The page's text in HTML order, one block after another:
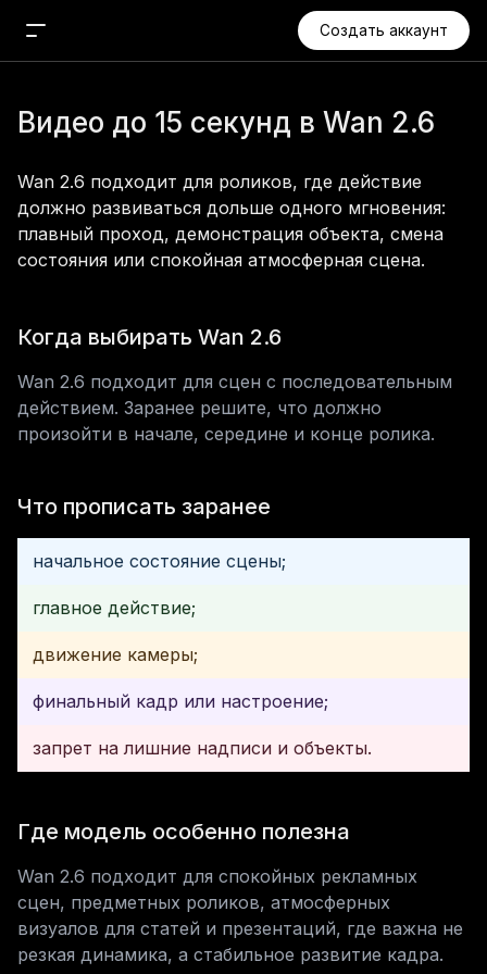
Поиск
Проекты
Медиа
Изображения
Аудио
Музыка
Приложения
Создать аккаунт
Видео до 15 секунд в Wan 2.6
Wan 2.6 подходит для роликов, где действие
должно развиваться дольше одного мгновения:
плавный проход, демонстрация объекта, смена
состояния или спокойная атмосферная сцена.
Когда выбирать Wan 2.6
Wan 2.6 подходит для сцен с последовательным
действием. Заранее решите, что должно
произойти в начале, середине и конце ролика.
Что прописать заранее
начальное состояние сцены;
главное действие;
движение камеры;
финальный кадр или настроение;
запрет на лишние надписи и объекты.
Где модель особенно полезна
Wan 2.6 подходит для спокойных рекламных
сцен, предметных роликов, атмосферных
визуалов для статей и презентаций, где важна не
резкая динамика, а стабильное развитие кадра.